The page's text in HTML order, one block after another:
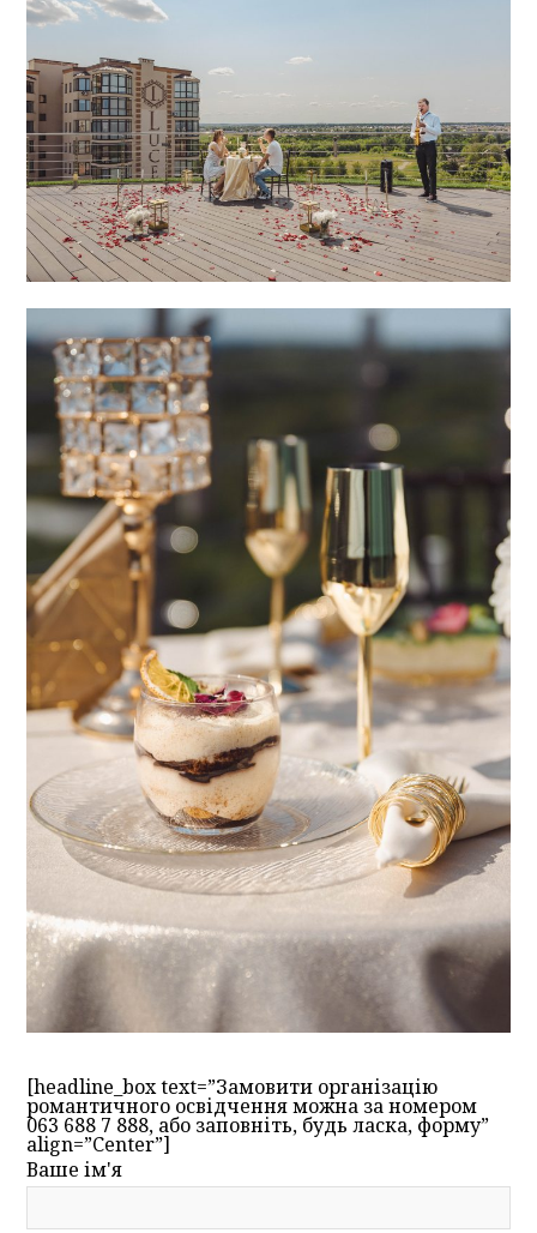
[headline_box text=”Замовити організацію
романтичного освідчення можна за номером
063 688 7 888, або заповніть, будь ласка, форму”
align=”Center”]
Ваше ім'я